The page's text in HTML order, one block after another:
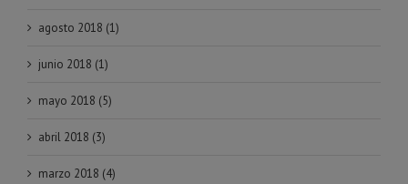
agosto 2018 (1)
junio 2018 (1)
mayo 2018 (5)
abril 2018 (3)
marzo 2018 (4)